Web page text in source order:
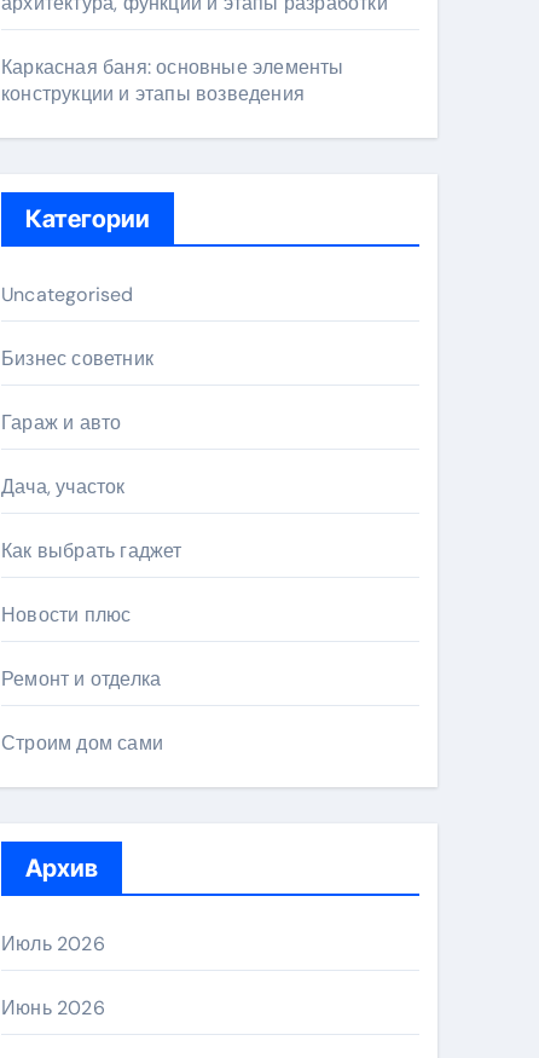
Каркасная баня: основные элементы
конструкции и этапы возведения
Категории
Uncategorised
Бизнес советник
Гараж и авто
Дача, участок
Как выбрать гаджет
Новости плюс
Ремонт и отделка
Строим дом сами
Архив
Июль 2026
Июнь 2026